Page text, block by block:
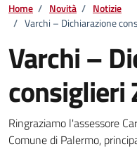
Home / Novità / Notizie
/ Varchi – Dichiarazione
Varchi –
consiglieri
Dettagli
Ringraziamo l'assessore
Comune di Palermo,